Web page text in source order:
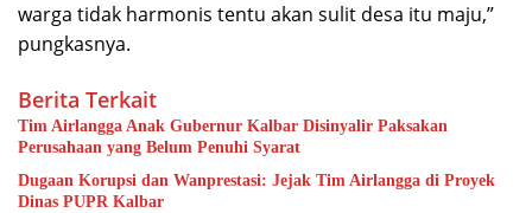
warga tidak harmonis tentu akan sulit desa itu maju,”
pungkasnya.
Berita Terkait
Tim Airlangga Anak Gubernur Kalbar Disinyalir Paksakan
Perusahaan yang Belum Penuhi Syarat
Dugaan Korupsi dan Wanprestasi: Jejak Tim Airlangga di Proyek
Dinas PUPR Kalbar